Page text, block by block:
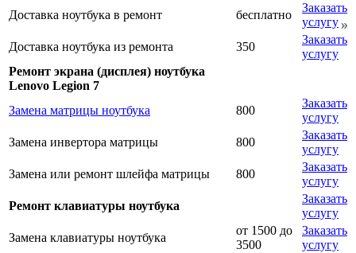
Доставка ноутбука в ремонт
бесплатно
Заказать
услугу
Доставка ноутбука из ремонта
350
Заказать
услугу
Ремонт экрана (дисплея) ноутбука
Lenovo Legion 7
Замена матрицы ноутбука
800
Заказать
услугу
Замена инвертора матрицы
800
Заказать
услугу
Замена или ремонт шлейфа матрицы
800
Заказать
услугу
Ремонт клавиатуры ноутбука
Заказать
услугу
Замена клавиатуры ноутбука
от 1500 до
3500
Заказать
услугу